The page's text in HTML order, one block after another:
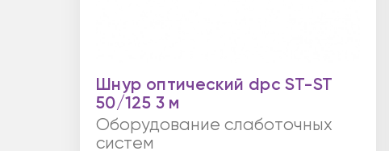
Шнур оптический dpc ST-ST
50/125 3 м
Оборудование слаботочных
систем